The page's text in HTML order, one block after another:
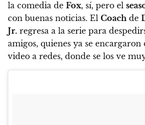
la comedia de Fox, sí, pero el
con buenas noticias. El Coachde
Jr. regresa a la serie para
amigos, quienes ya se
video a redes, donde se los ve